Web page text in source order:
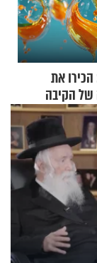
את
הקיבה